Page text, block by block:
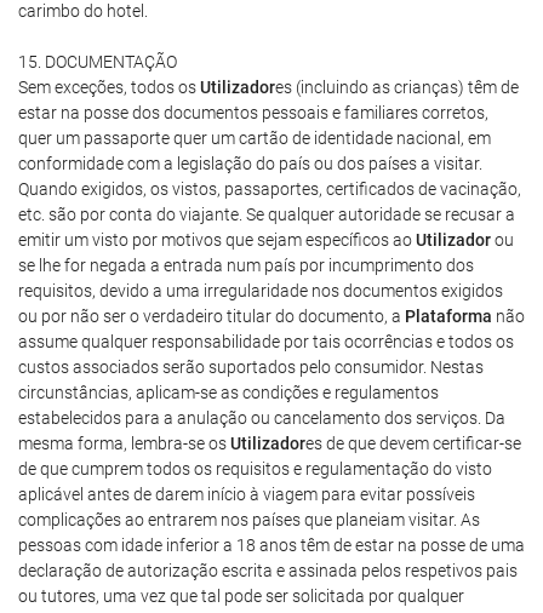
carimbo do hotel.
15. DOCUMENTAÇÃO
Sem exceções, todos osUtilizadores (incluindo as crianças) têm de
estar na posse dos documentos pessoais e familiares corretos,
quer um passaporte quer um cartão de identidade nacional, em
conformidade com a legislação do país ou dos países a visitar.
Quando exigidos, os vistos, passaportes, certificados de vacinação,
etc. são por conta do viajante. Se qualquer autoridade se recusar a
emitir um visto por motivos que sejam específicos aoUtilizadorou
se lhe for negada a entrada num país por incumprimento dos
requisitos, devido a uma irregularidade nos documentos exigidos
ou por não ser o verdadeiro titular do documento, a Plataforma não
assume qualquer responsabilidade por tais ocorrências e todos os
custos associados serão suportados pelo consumidor. Nestas
circunstâncias, aplicam-se as condições e regulamentos
estabelecidos para a anulação ou cancelamento dos serviços. Da
mesma forma, lembra-se osUtilizadores de que devem certificar-se
de que cumprem todos os requisitos e regulamentação do visto
aplicável antes de darem início à viagem para evitar possíveis
complicações ao entrarem nos países que planeiam visitar. As
pessoas com idade inferior a 18 anos têm de estar na posse de uma
declaração de autorização escrita e assinada pelos respetivos pais
ou tutores, uma vez que tal pode ser solicitada por qualquer